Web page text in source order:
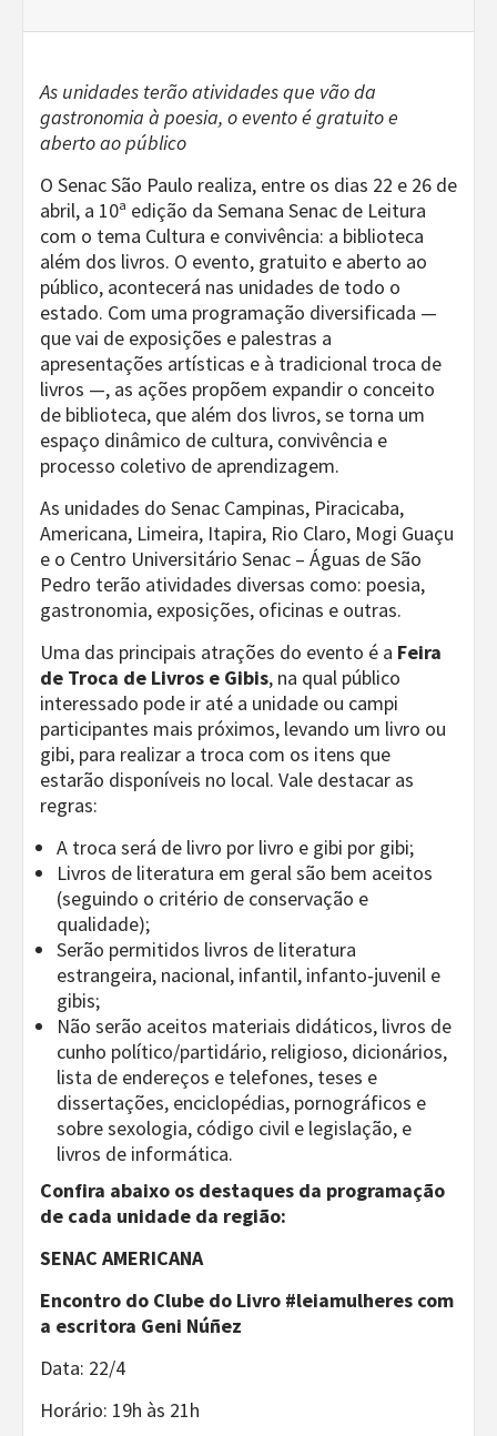
As unidades terão atividades que vão da
gastronomia à poesia, o evento é gratuito e
aberto ao público
O Senac São Paulo realiza, entre os dias 22 e 26 de
abril, a 10ª edição da Semana Senac de Leitura
com o tema Cultura e convivência: a biblioteca
além dos livros. O evento, gratuito e aberto ao
público, acontecerá nas unidades de todo o
estado. Com uma programação diversificada —
que vai de exposições e palestras a
apresentações artísticas e à tradicional troca de
livros —, as ações propõem expandir o conceito
de biblioteca, que além dos livros, se torna um
espaço dinâmico de cultura, convivência e
processo coletivo de aprendizagem.
As unidades do Senac Campinas, Piracicaba,
Americana, Limeira, Itapira, Rio Claro, Mogi Guaçu
e o Centro Universitário Senac – Águas de São
Pedro terão atividades diversas como: poesia,
gastronomia, exposições, oficinas e outras.
Uma das principais atrações do evento é a Feira
de Troca de Livros e Gibis, na qual público
interessado pode ir até a unidade ou campi
participantes mais próximos, levando um livro ou
gibi, para realizar a troca com os itens que
estarão disponíveis no local. Vale destacar as
regras:
A troca será de livro por livro e gibi por gibi;
Livros de literatura em geral são bem aceitos
(seguindo o critério de conservação e
qualidade);
Serão permitidos livros de literatura
estrangeira, nacional, infantil, infanto‐juvenil e
gibis;
Não serão aceitos materiais didáticos, livros de
cunho político/partidário, religioso, dicionários,
lista de endereços e telefones, teses e
dissertações, enciclopédias, pornográficos e
sobre sexologia, código civil e legislação, e
livros de informática.
Confira abaixo os destaques da programação
de cada unidade da região:
SENAC AMERICANA
Encontro do Clube do Livro #leiamulheres com
a escritora Geni Núñez
Data: 22/4
Horário: 19h às 21h